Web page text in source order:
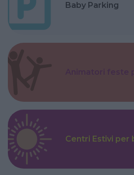
Baby Parking
Centri Estivi per